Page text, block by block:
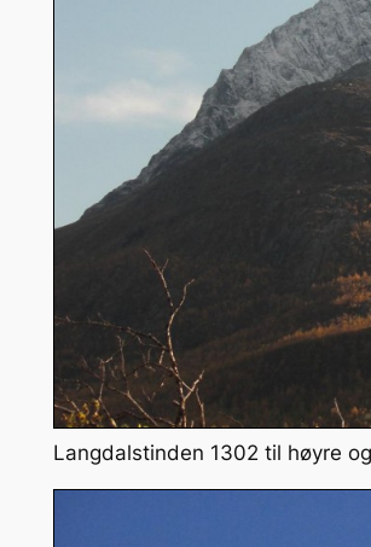
Langdalstinden 1302 til høyre